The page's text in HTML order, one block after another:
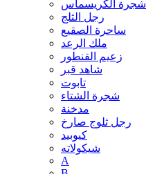
شجرة الكريسماس
رجل الثلج
ساحرة الصقيع
ملك الرعد
زعيم القنطور
شاهد قبر
تابوت
شجرة الشتاء
مدخنة
رجل ثلوج صارخ
كيوبيد
شيكولاته
A